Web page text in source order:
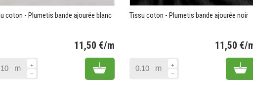
coton - Plumetis bande ajourée blanc
11,50 €/m
m Add to cart
Tissu coton - Plumetis bande ajourée noir
11,50 €/
m